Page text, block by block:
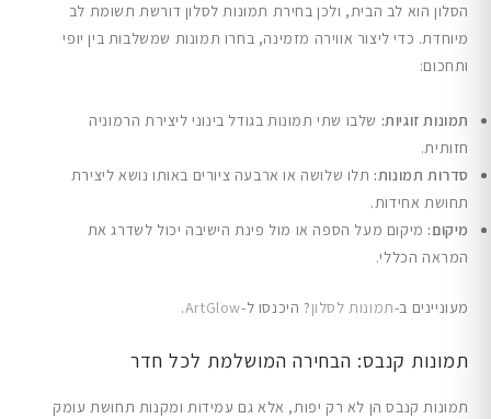
הסלון הוא לב הבית, ולכן בחירת תמונות לסלון דורשת תשומת לב
מיוחדת. כדי ליצור אווירה מזמינה, בחרו תמונות שמשלבות בין יופי
ותחכום:
תמונות זוגיות: שלבו שתי תמונות בגודל בינוני ליצירת הרמוניה
חזותית.
סדרות תמונות: תלו שלושה או ארבעה ציורים באותו נושא ליצירת
תחושת אחידות.
מיקום: מיקום מעל הספה או מול פינת הישיבה יכול לשדרג את
המראה הכללי.
מעוניינים ב-תמונות לסלון? היכנסו ל-ArtGlow
.
תמונות קנבס: הבחירה המושלמת לכל חדר
תמונות קנבס הן לא רק יפות, אלא גם עמידות ומקנות תחושת עומק